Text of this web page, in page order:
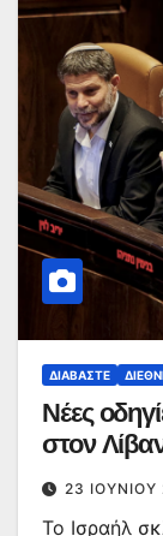
ΔΙΑΒΆΣΤΕ
Νέες
στον
23 ΙΟΥΝΊΟΥ
Το Ισραήλ